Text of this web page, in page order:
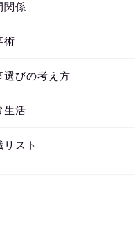
関係
術
選びの考え方
生活
リスト